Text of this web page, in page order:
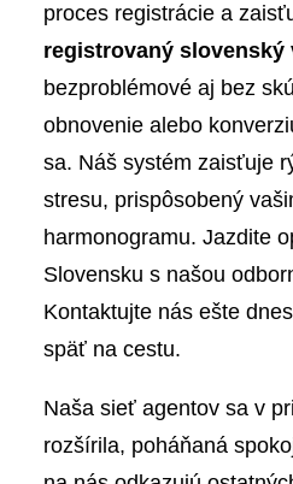
proces registrácie a
registrovaný slovenský
bezproblémové aj bez
obnovenie alebo
sa. Náš systém zaisťuje
stresu, prispôsobený
harmonogramu. Jazdite
Slovensku s našou
Kontaktujte nás ešte
späť na cestu.
Naša sieť agentov sa v
rozšírila, poháňaná